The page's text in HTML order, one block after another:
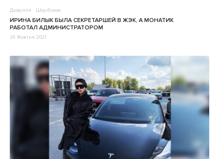
Дозвілля Шоу-бізнес
ИРИНА БИЛЫК БЫЛА СЕКРЕТАРШЕЙ В ЖЭК, А МОНАТИК
РАБОТАЛ АДМИНИСТРАТОРОМ
26 Жовтня 2021